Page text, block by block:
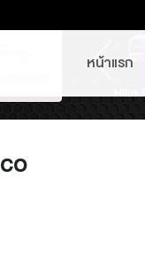
หน้าแรก
Cross Nightshade
Hilux Travo-e Hilux
Cruiser FJ